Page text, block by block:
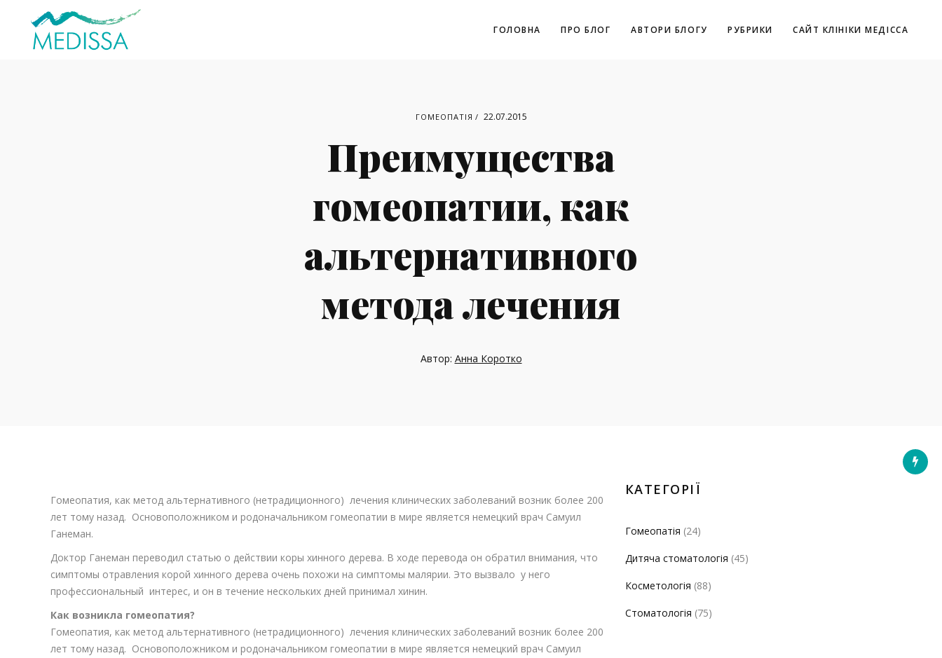
ГОЛОВНА ПРО БЛОГ АВТОРИ БЛОГУ РУБРИКИ САЙТ КЛІНІКИ МЕДІССА
ГОМЕОПАТІЯ 22.07.2015
Преимущества
гомеопатии, как
альтернативного
метода лечения
Автор: Анна Коротко
Гомеопатия, как метод альтернативного (нетрадиционного) лечения клинических заболеваний возник более 200
лет тому назад. Основоположником и родоначальником гомеопатии в мире является немецкий врач Самуил
Ганеман.
Доктор Ганеман переводил статью о действии коры хинного дерева. В ходе перевода он обратил внимания, что
симптомы отравления корой хинного дерева очень похожи на симптомы малярии. Это вызвало у него
профессиональный интерес, и он в течение нескольких дней принимал хинин.
Как возникла гомеопатия?
Гомеопатия, как метод альтернативного (нетрадиционного) лечения клинических заболеваний возник более 200
лет тому назад. Основоположником и родоначальником гомеопатии в мире является немецкий врач Самуил
КАТЕГОРІЇ
Гомеопатія (24)
Дитяча стоматологія (45)
Косметологія (88)
Стоматологія (75)